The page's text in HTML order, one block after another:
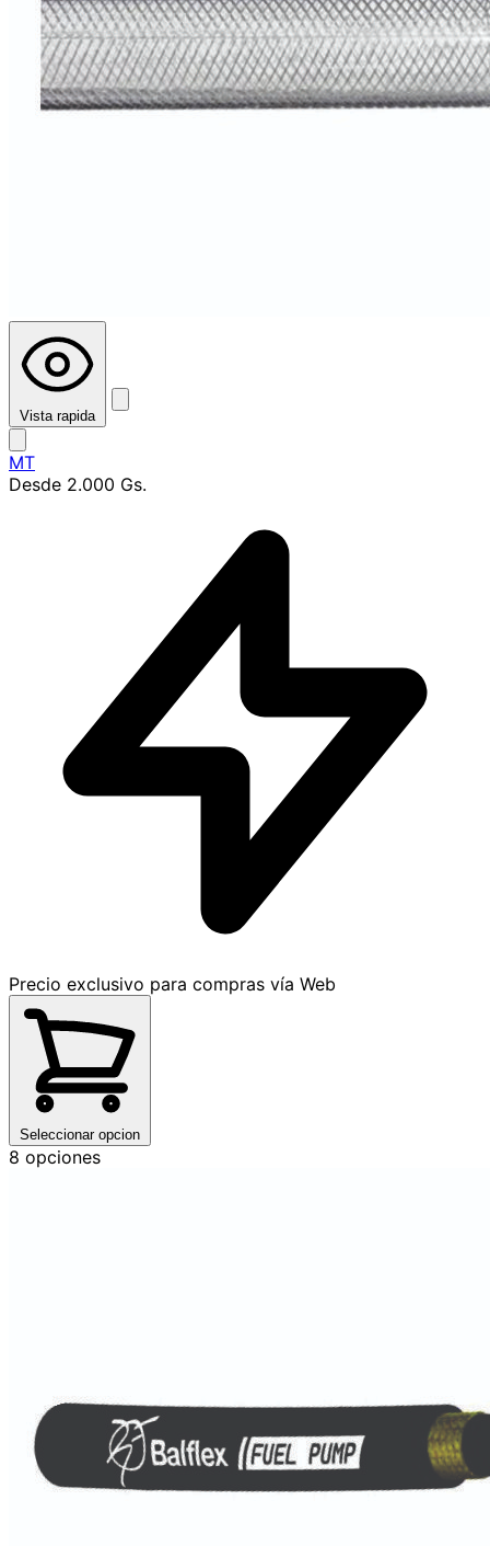
Vista rapida
MT
Desde 2.000 Gs.
Precio exclusivo para compras vía Web
Seleccionar opcion
8 opciones